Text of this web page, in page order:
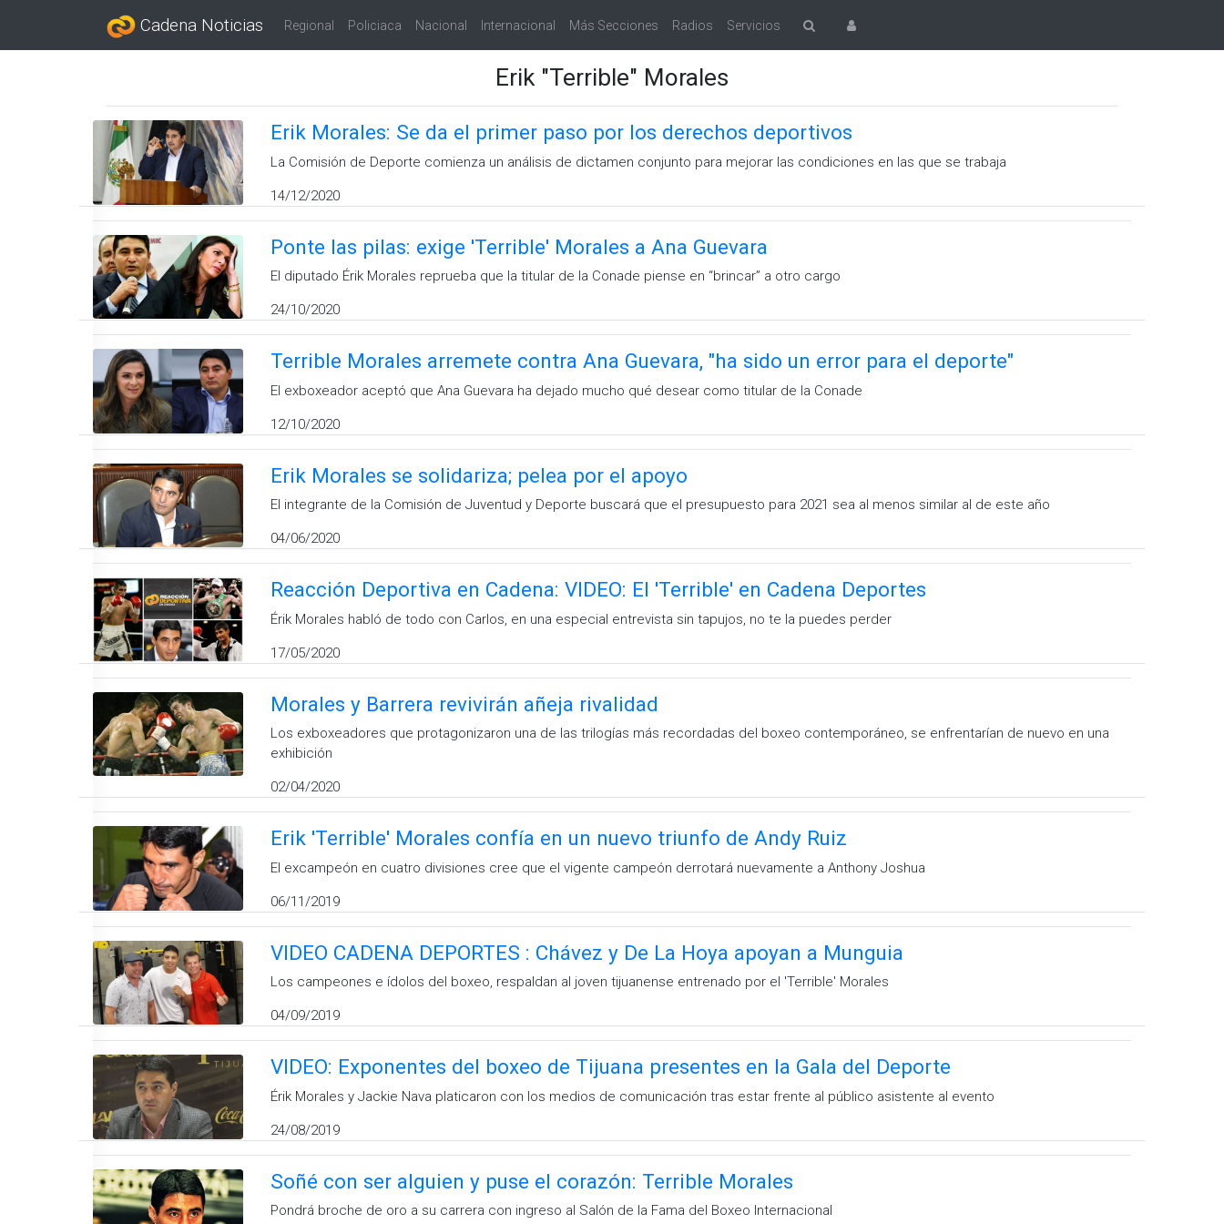
Cadena Noticias Regional Policiaca Nacional Internacional Más Secciones Radios Servicios
Erik "Terrible" Morales
Erik Morales: Se da el primer paso por los derechos deportivos
La Comisión de Deporte comienza un análisis de dictamen conjunto para mejorar las condiciones en las que se trabaja
14/12/2020
Ponte las pilas: exige 'Terrible' Morales a Ana Guevara
El diputado Érik Morales reprueba que la titular de la Conade piense en “brincar” a otro cargo
24/10/2020
Terrible Morales arremete contra Ana Guevara, "ha sido un error para el deporte"
El exboxeador aceptó que Ana Guevara ha dejado mucho qué desear como titular de la Conade
12/10/2020
Erik Morales se solidariza; pelea por el apoyo
El integrante de la Comisión de Juventud y Deporte buscará que el presupuesto para 2021 sea al menos similar al de este año
04/06/2020
Reacción Deportiva en Cadena: VIDEO: El 'Terrible' en Cadena Deportes
Érik Morales habló de todo con Carlos, en una especial entrevista sin tapujos, no te la puedes perder
17/05/2020
Morales y Barrera revivirán añeja rivalidad
Los exboxeadores que protagonizaron una de las trilogías más recordadas del boxeo contemporáneo, se enfrentarían de nuevo en una
exhibición
02/04/2020
Erik 'Terrible' Morales confía en un nuevo triunfo de Andy Ruiz
El excampeón en cuatro divisiones cree que el vigente campeón derrotará nuevamente a Anthony Joshua
06/11/2019
VIDEO CADENA DEPORTES : Chávez y De La Hoya apoyan a Munguia
Los campeones e ídolos del boxeo, respaldan al joven tijuanense entrenado por el 'Terrible' Morales
04/09/2019
VIDEO: Exponentes del boxeo de Tijuana presentes en la Gala del Deporte
Érik Morales y Jackie Nava platicaron con los medios de comunicación tras estar frente al público asistente al evento
24/08/2019
Soñé con ser alguien y puse el corazón: Terrible Morales
Pondrá broche de oro a su carrera con ingreso al Salón de la Fama del Boxeo Internacional